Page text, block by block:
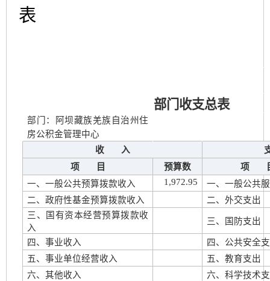
表
部门收支总表
部门：阿坝藏族羌族自治州住
房公积金管理中心
收 入
项 目
预算数
项
一、一般公共预算拨款收入
1,972.95
一、一般公共
二、政府性基金预算拨款收入
二、外交支出
三、国有资本经营预算拨款收
入
三、国防支出
四、事业收入
四、公共安全
五、事业单位经营收入
五、教育支出
六、其他收入
六、科学技术